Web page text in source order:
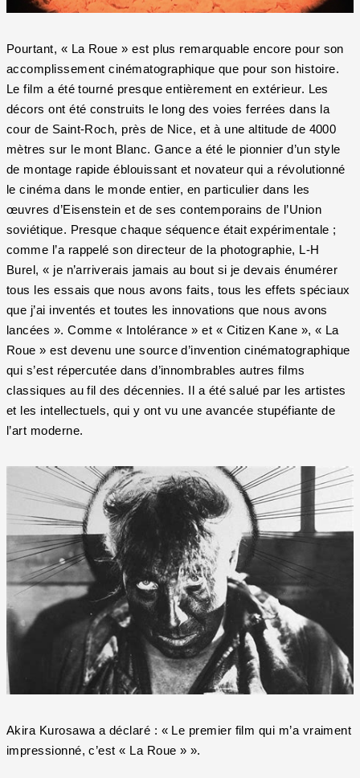
Pourtant, « La Roue » est plus remarquable encore pour son
accomplissement cinématographique que pour son histoire.
Le film a été tourné presque entièrement en extérieur. Les
décors ont été construits le long des voies ferrées dans la
cour de Saint-Roch, près de Nice, et à une altitude de 4000
mètres sur le mont Blanc. Gance a été le pionnier d’un style
de montage rapide éblouissant et novateur qui a révolutionné
le cinéma dans le monde entier, en particulier dans les
œuvres d’Eisenstein et de ses contemporains de l’Union
soviétique. Presque chaque séquence était expérimentale ;
comme l’a rappelé son directeur de la photographie, L-H
Burel, « je n’arriverais jamais au bout si je devais énumérer
tous les essais que nous avons faits, tous les effets spéciaux
que j’ai inventés et toutes les innovations que nous avons
lancées ». Comme « Intolérance » et « Citizen Kane », « La
Roue » est devenu une source d’invention cinématographique
qui s’est répercutée dans d’innombrables autres films
classiques au fil des décennies. Il a été salué par les artistes
et les intellectuels, qui y ont vu une avancée stupéfiante de
l’art moderne.
Akira Kurosawa a déclaré : « Le premier film qui m’a vraiment
impressionné, c’est « La Roue » ».